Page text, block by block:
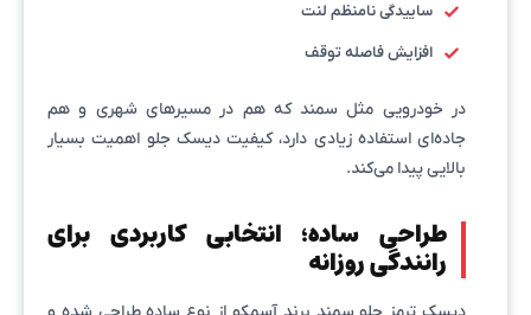
ساییدگی نامنظم لنت
افزایش فاصله توقف
در خودرویی مثل سمند که هم در مسیرهای شهری و هم
جاده‌ای استفاده زیادی دارد، کیفیت دیسک جلو اهمیت بسیار
بالایی پیدا می‌کند.
طراحی ساده؛ انتخابی کاربردی برای
رانندگی روزانه